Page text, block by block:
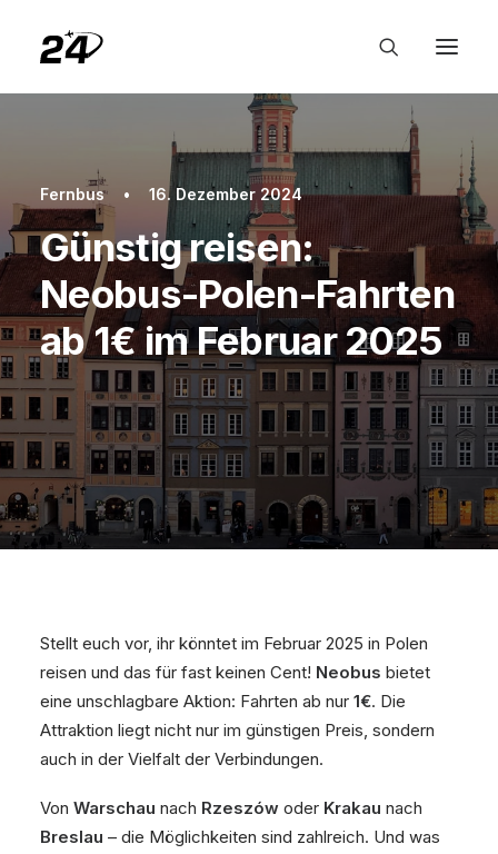
Fernbus • 16. Dezember 2024
Günstig reisen:
Neobus-Polen-Fahrten
ab 1€ im Februar 2025
Stellt euch vor, ihr könntet im Februar 2025 in Polen
reisen und das für fast keinen Cent! Neobus bietet
eine unschlagbare Aktion: Fahrten ab nur 1€. Die
Attraktion liegt nicht nur im günstigen Preis, sondern
auch in der Vielfalt der Verbindungen.
Von Warschau nach Rzeszów oder Krakau nach
Breslau – die Möglichkeiten sind zahlreich. Und was